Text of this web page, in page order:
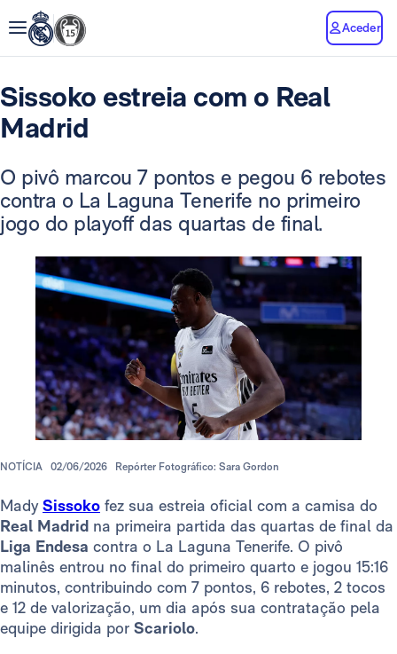
Aceder
Sissoko estreia com o Real
Madrid
O pivô marcou 7 pontos e pegou 6 rebotes
contra o La Laguna Tenerife no primeiro
jogo do playoff das quartas de final.
NOTÍCIA 02/06/2026 Repórter Fotográfico: Sara Gordon
MadySissoko fez sua estreia oficial com a camisa do
Real Madrid na primeira partida das quartas de final da
Liga Endesa contra o La Laguna Tenerife. O pivô
malinês entrou no final do primeiro quarto e jogou 15:16
minutos, contribuindo com 7 pontos, 6 rebotes, 2 tocos
e 12 de valorização, um dia após sua contratação pela
equipe dirigida por Scariolo.